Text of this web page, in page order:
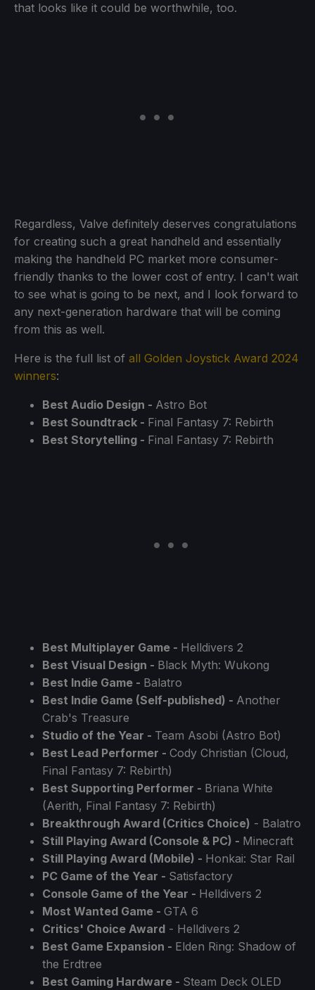
that looks like it could be worthwhile, too.
Regardless, Valve definitely deserves congratulations
for creating such a great handheld and essentially
making the handheld PC market more consumer-
friendly thanks to the lower cost of entry. I can't wait
to see what is going to be next, and I look forward to
any next-generation hardware that will be coming
from this as well.
Here is the full list of all Golden Joystick Award 2024
winners:
Best Audio Design - Astro Bot
Best Soundtrack - Final Fantasy 7: Rebirth
Best Storytelling - Final Fantasy 7: Rebirth
Best Multiplayer Game - Helldivers 2
Best Visual Design - Black Myth: Wukong
Best Indie Game - Balatro
Best Indie Game (Self-published) - Another
Crab's Treasure
Studio of the Year - Team Asobi (Astro Bot)
Best Lead Performer - Cody Christian (Cloud,
Final Fantasy 7: Rebirth)
Best Supporting Performer - Briana White
(Aerith, Final Fantasy 7: Rebirth)
Breakthrough Award (Critics Choice) - Balatro
Still Playing Award (Console & PC) - Minecraft
Still Playing Award (Mobile) - Honkai: Star Rail
PC Game of the Year - Satisfactory
Console Game of the Year - Helldivers 2
Most Wanted Game - GTA 6
Critics' Choice Award - Helldivers 2
Best Game Expansion - Elden Ring: Shadow of
the Erdtree
Best Gaming Hardware - Steam Deck OLED